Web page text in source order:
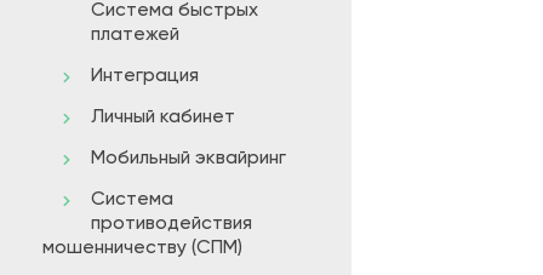
Система быстрых
платежей
Интеграция
Личный кабинет
Мобильный эквайринг
Система
противодействия
мошенничеству (СПМ)